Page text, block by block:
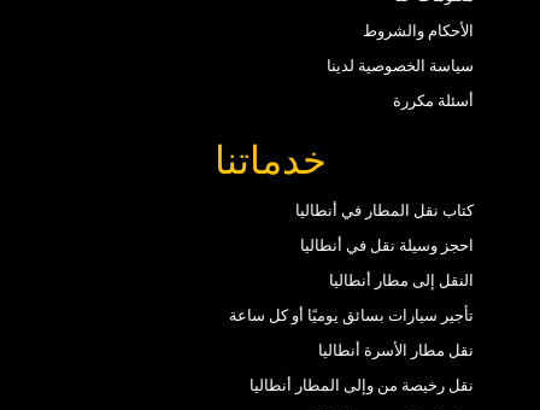
الأحكام والشروط
سياسة الخصوصية لدينا
أسئلة مكررة
خدماتنا
كتاب نقل المطار في أنطاليا
احجز وسيلة نقل في أنطاليا
النقل إلى مطار أنطاليا
تأجير سيارات بسائق يوميًا أو كل ساعة
نقل مطار الأسرة أنطاليا
نقل رخيصة من وإلى المطار أنطاليا